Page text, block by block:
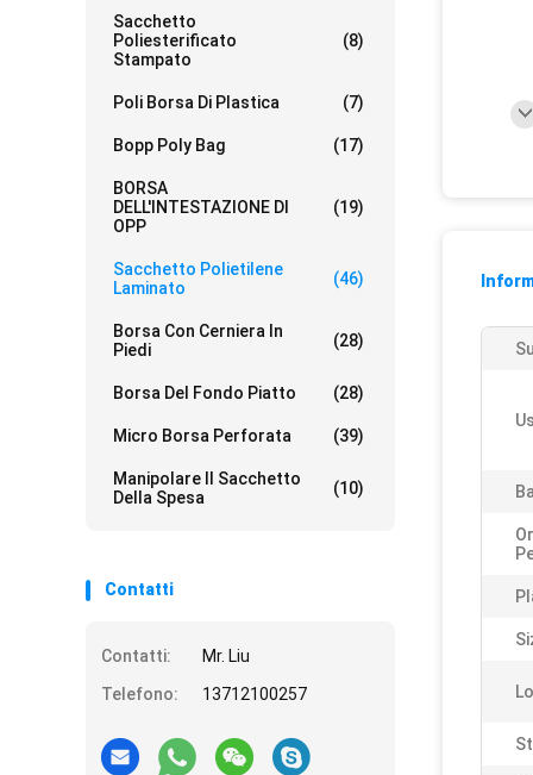
Sacchetto
Poliesterificato
Stampato
(8)
Poli Borsa Di Plastica (7)
Bopp Poly Bag (17)
BORSA
DELL'INTESTAZIONE DI
OPP
(19)
Sacchetto Polietilene
Laminato
(46)
Borsa Con Cerniera In
Piedi
(28)
Borsa Del Fondo Piatto (28)
Micro Borsa Perforata (39)
Manipolare Il Sacchetto
Della Spesa
(10)
Contatti
Contatti:
Mr. Liu
Telefono:
13712100257